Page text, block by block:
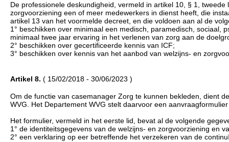
De professionele deskundigheid, vermeld in artikel 10, § 1,
zorgvoorziening een of meer medewerkers in dienst heeft, die
artikel 13 van het voormelde decreet, en die voldoen aan al de
1° beschikken over minimaal een medisch, paramedisch, sociaal,
minimaal twee jaar ervaring in het verlenen van zorg aan de
2° beschikken over gecertificeerde kennis van ICF;
3° beschikken over kennis van het aanbod van welzijns- en
Artikel 8. ( 15/02/2018 - 30/06/2023 )
Om de functie van casemanager Zorg te kunnen bekleden, dient
WVG. Het Departement WVG stelt daarvoor een
Het formulier, vermeld in het eerste lid, bevat al de volgende
1° de identiteitsgegevens van de welzijns- en zorgvoorziening en
2° een verklaring op eer betreffende het verzekeren van de